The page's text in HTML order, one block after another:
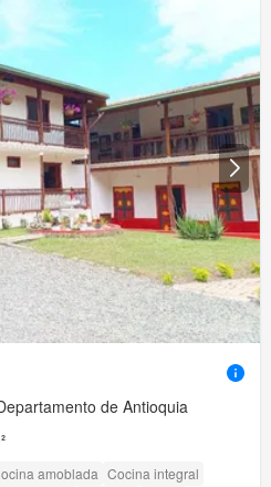
de Antioquia
amoblada Cocina integral